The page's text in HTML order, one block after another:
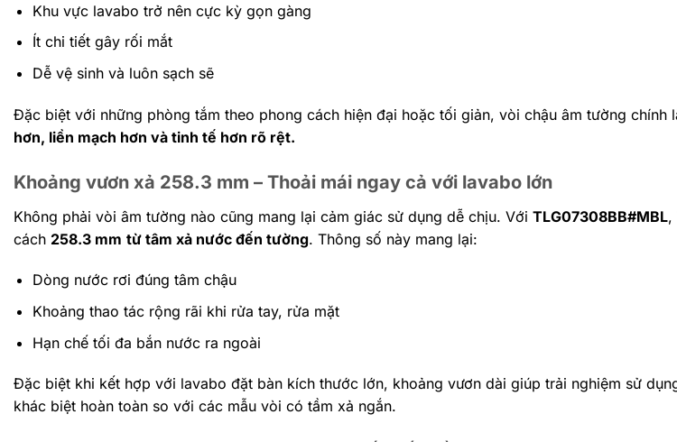
Khu vực lavabo trở nên cực kỳ gọn gàng
Ít chi tiết gây rối mắt
Dễ vệ sinh và luôn sạch sẽ
Đặc biệt với những phòng tắm theo phong cách hiện đại hoặc tối giản, vòi chậu âm tường chính
hơn, liền mạch hơn và tinh tế hơn rõ rệt.
Khoảng vươn xả 258.3 mm – Thoải mái ngay cả với lavabo lớn
Không phải vòi âm tường nào cũng mang lại cảm giác sử dụng dễ chịu. Với TLG07308BB#MBL,
cách 258.3 mm từ tâm xả nước đến tường. Thông số này mang lại:
Dòng nước rơi đúng tâm chậu
Khoảng thao tác rộng rãi khi rửa tay, rửa mặt
Hạn chế tối đa bắn nước ra ngoài
Đặc biệt khi kết hợp với lavabo đặt bàn kích thước lớn, khoảng vươn dài giúp trải nghiệm sử
khác biệt hoàn toàn so với các mẫu vòi có tầm xả ngắn.